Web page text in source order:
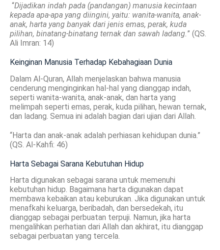
“Dijadikan indah pada (pandangan) manusia kecintaan
kepada apa-apa yang diingini, yaitu: wanita-wanita, anak-
anak, harta yang banyak dari jenis emas, perak, kuda
pilihan, binatang-binatang ternak dan sawah ladang. ” (QS.
Ali Imran: 14)
Keinginan Manusia Terhadap Kebahagiaan Dunia
Dalam Al-Quran, Allah menjelaskan bahwa manusia
cenderung menginginkan hal-hal yang dianggap indah,
seperti wanita-wanita, anak-anak, dan harta yang
melimpah seperti emas, perak, kuda pilihan, hewan ternak,
dan ladang. Semua ini adalah bagian dari ujian dari Allah.
“Harta dan anak-anak adalah perhiasan kehidupan dunia.”
(QS. Al-Kahfi: 46)
Harta Sebagai Sarana Kebutuhan Hidup
Harta digunakan sebagai sarana untuk memenuhi
kebutuhan hidup. Bagaimana harta digunakan dapat
membawa kebaikan atau keburukan. Jika digunakan untuk
menafkahi keluarga, beribadah, dan bersedekah, itu
dianggap sebagai perbuatan terpuji. Namun, jika harta
mengalihkan perhatian dari Allah dan akhirat, itu dianggap
sebagai perbuatan yang tercela.